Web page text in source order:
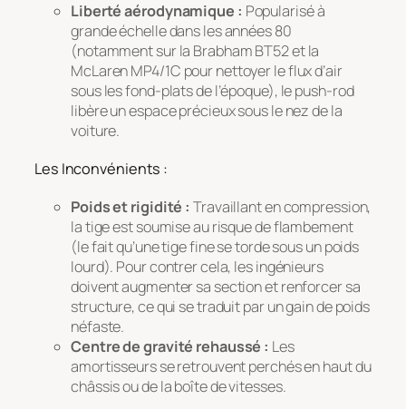
Liberté aérodynamique : Popularisé à
grande échelle dans les années 80
(notamment sur la Brabham BT52 et la
McLaren MP4/1C pour nettoyer le flux d’air
sous les fond-plats de l’époque), le push-rod
libère un espace précieux sous le nez de la
voiture.
Les Inconvénients :
Poids et rigidité : Travaillant en compression,
la tige est soumise au risque de flambement
(le fait qu’une tige fine se torde sous un poids
lourd). Pour contrer cela, les ingénieurs
doivent augmenter sa section et renforcer sa
structure, ce qui se traduit par un gain de poids
néfaste.
Centre de gravité rehaussé : Les
amortisseurs se retrouvent perchés en haut du
châssis ou de la boîte de vitesses.